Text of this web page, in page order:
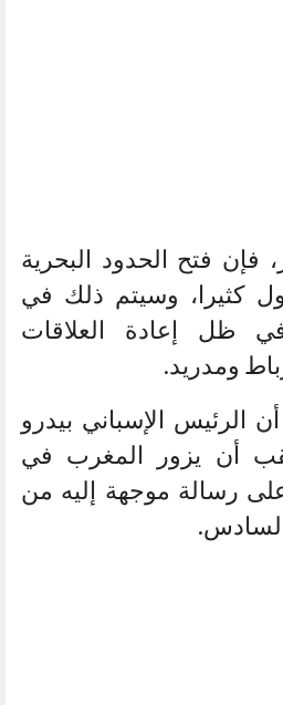
فإن فتح الحدود البحرية
كثيرا، وسيتم ذلك في
ظل إعادة العلاقات
ومدريد.
الرئيس الإسباني بيدرو
أن يزور المغرب في
على رسالة موجهة إليه من